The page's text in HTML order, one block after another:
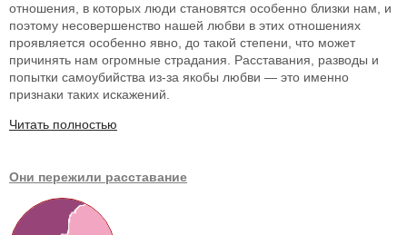
отношения, в которых люди становятся особенно близки нам, и
поэтому несовершенство нашей любви в этих отношениях
проявляется особенно явно, до такой степени, что может
причинять нам огромные страдания. Расставания, разводы и
попытки самоубийства из-за якобы любви — это именно
признаки таких искажений.
Читать полностью
Они пережили расставание